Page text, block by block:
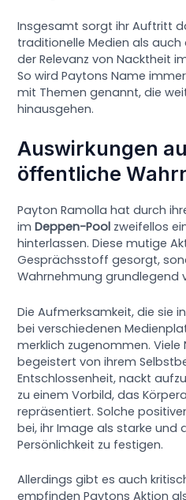
Insgesamt sorgt ihr Auftritt
traditionelle Medien als
der Relevanz von Nacktheit
So wird Paytons Name
mit Themen genannt, die
hinausgehen.
Auswirkungen
öffentliche
Payton Ramolla hat durch
imDeppen-Pool zweifellos
hinterlassen. Diese mutige
Gesprächsstoff gesorgt,
Wahrnehmung grundlegend
Die Aufmerksamkeit, die sie
bei verschiedenen
merklich zugenommen. Viele
begeistert von ihrem
Entschlossenheit, nackt
zu einem Vorbild, das
repräsentiert. Solche
bei, ihr Image als starke und
Persönlichkeit zu festigen.
Allerdings gibt es auch
empfinden Paytons Aktion